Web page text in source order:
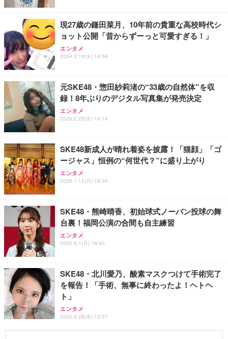
現27歳の鎌田菜月、10年前の貴重な高校時代シ
ョット公開「昔からずーっと可愛すぎる！」
エンタメ
2024.3.19(火) 19:56
元SKE48・惣田紗莉渚の“33歳の自然体”を収
録！8年ぶりのデジタル写真集が発売決定
エンタメ
2026.2.25(水) 14:19
SKE48新成人が晴れ着姿を披露！「猫顔」「ゴ
ージャス」恒例の“何世代？”に盛り上がり
エンタメ
2026.1.12(月) 18:34
SKE48・熊崎晴香、初始球式ノーバン投球の舞
台裏！福岡公演の合間も自主練習
エンタメ
2025.9.1(月) 19:40
SKE48・北川愛乃、酸素マスクつけて手術完了
を報告！「手術、無事に終わったよ！ヘトヘ
ト」
エンタメ
2025.8.28(木) 15:57